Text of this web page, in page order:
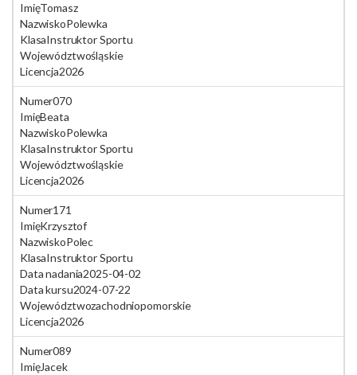
ImięTomasz
NazwiskoPolewka
KlasaInstruktor Sportu
Województwośląskie
Licencja2026
Numer070
ImięBeata
NazwiskoPolewka
KlasaInstruktor Sportu
Województwośląskie
Licencja2026
Numer171
ImięKrzysztof
NazwiskoPolec
KlasaInstruktor Sportu
Data nadania2025-04-02
Data kursu2024-07-22
Województwozachodniopomorskie
Licencja2026
Numer089
ImięJacek